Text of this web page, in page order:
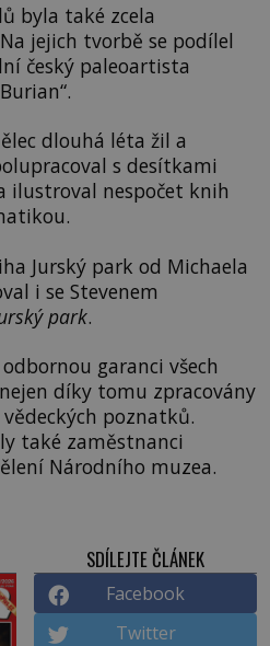
byla také zcela
jejich tvorbě se podílel
český paleoartista
dlouhá léta žil a
s desítkami
ilustroval nespočet knih
Jurský park od Michaela
i se Stevenem
park.
garanci všech
díky tomu zpracovány
poznatků.
také zaměstnanci
Národního muzea.
SDÍLEJTE ČLÁNEK
Facebook
Twitter